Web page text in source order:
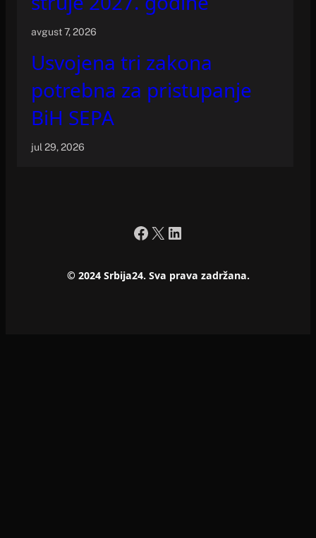
avgust 7, 2026
Usvojena tri zakona
potrebna za pristupanje
BiH SEPA
jul 29, 2026
Facebook
X LinkedIn
© 2024 Srbija24. Sva prava zadržana.